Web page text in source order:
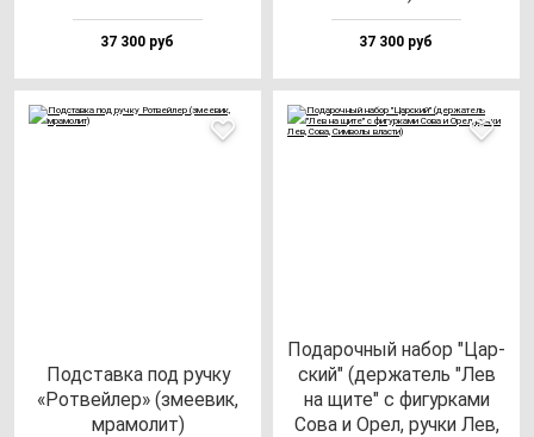
37 300 руб 37 300 руб
Под­став­ка под руч­ку
«Рот­вей­лер» (зме­евик,
мра­мо­лит)
Пода­роч­ный на­бор "Цар­
ский" (дер­жа­тель "Лев
на щи­те" с фи­гур­ка­ми
Сова и Орел, руч­ки Лев,